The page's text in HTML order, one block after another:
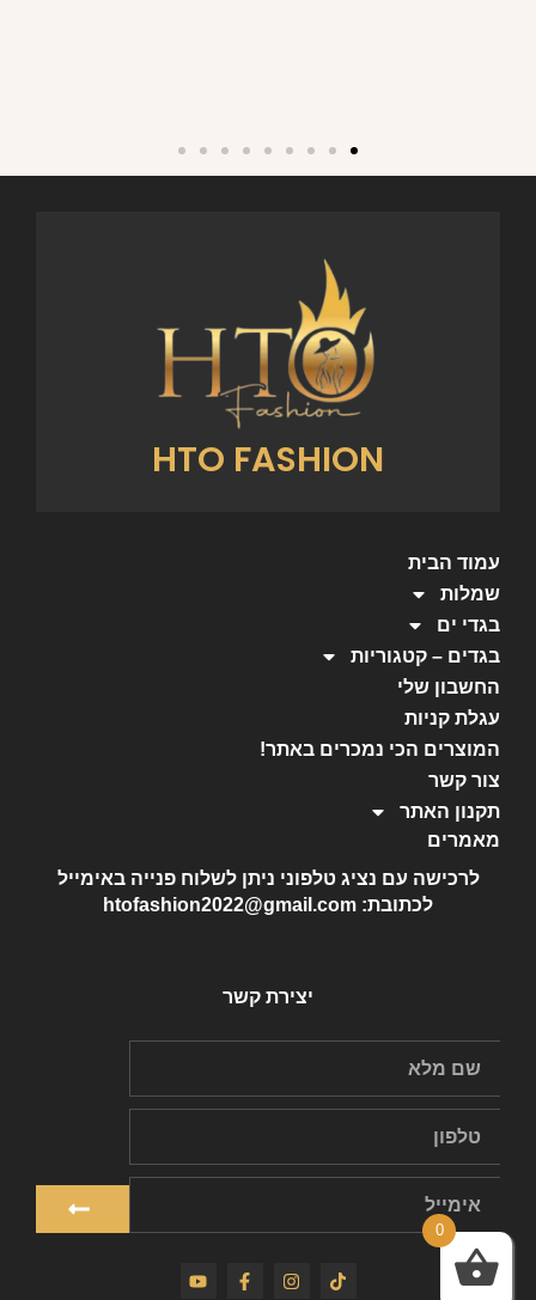
HTO FASHION
עמוד הבית
שמלות
בגדי ים
בגדים – קטגוריות
החשבון שלי
עגלת קניות
המוצרים הכי נמכרים באתר!
צור קשר
תקנון האתר
מאמרים
לרכישה עם נציג טלפוני ניתן לשלוח פנייה באימייל
לכתובת: htofashion2022@gmail.com
יצירת קשר
0